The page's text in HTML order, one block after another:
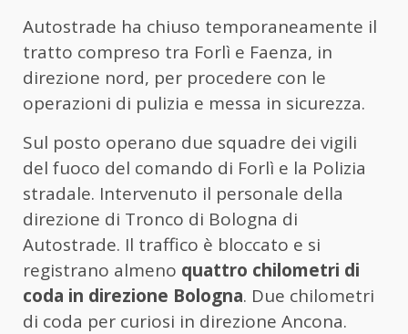
Autostrade ha chiuso temporaneamente il
tratto compreso tra Forlì e Faenza, in
direzione nord, per procedere con le
operazioni di pulizia e messa in sicurezza.
Sul posto operano due squadre dei vigili
del fuoco del comando di Forlì e la Polizia
stradale. Intervenuto il personale della
direzione di Tronco di Bologna di
Autostrade. Il traffico è bloccato e si
registrano almeno quattro chilometri di
coda in direzione Bologna. Due chilometri
di coda per curiosi in direzione Ancona.